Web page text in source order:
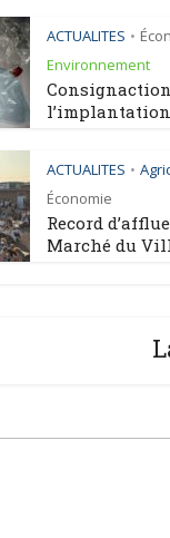
ACTUALITES •
Environnement
l’implantation
ACTUALITES •
Économie
Record
Marché du